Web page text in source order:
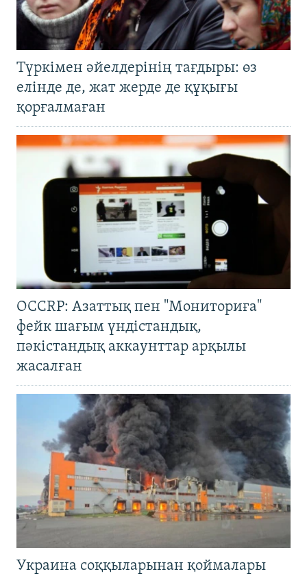
Түркімен әйелдерінің тағдыры: өз
елінде де, жат жерде де құқығы
қорғалмаған
OCCRP: Азаттық пен "Мониториға"
фейк шағым үндістандық,
пәкістандық аккаунттар арқылы
жасалған
Украина соққыларынан қоймалары